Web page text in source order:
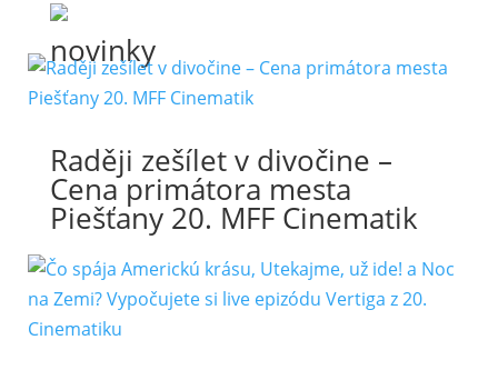
novinky
Raději zešílet v divočine –
Cena primátora mesta
Piešťany 20. MFF Cinematik